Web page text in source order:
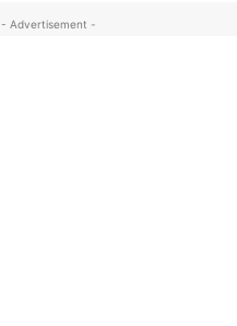
- Advertisement -